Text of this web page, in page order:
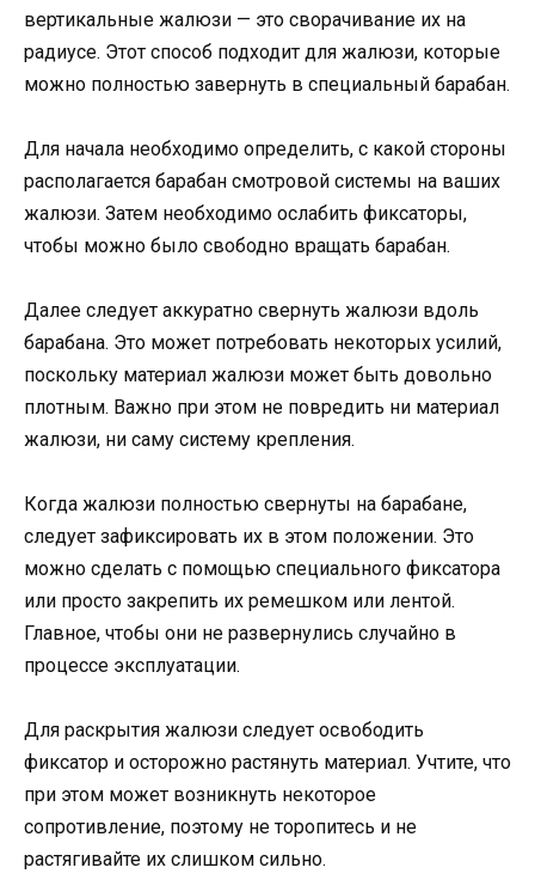
вертикальные жалюзи — это сворачивание их на
радиусе. Этот способ подходит для жалюзи, которые
можно полностью завернуть в специальный барабан.
Для начала необходимо определить, с какой стороны
располагается барабан смотровой системы на ваших
жалюзи. Затем необходимо ослабить фиксаторы,
чтобы можно было свободно вращать барабан.
Далее следует аккуратно свернуть жалюзи вдоль
барабана. Это может потребовать некоторых усилий,
поскольку материал жалюзи может быть довольно
плотным. Важно при этом не повредить ни материал
жалюзи, ни саму систему крепления.
Когда жалюзи полностью свернуты на барабане,
следует зафиксировать их в этом положении. Это
можно сделать с помощью специального фиксатора
или просто закрепить их ремешком или лентой.
Главное, чтобы они не развернулись случайно в
процессе эксплуатации.
Для раскрытия жалюзи следует освободить
фиксатор и осторожно растянуть материал. Учтите, что
при этом может возникнуть некоторое
сопротивление, поэтому не торопитесь и не
растягивайте их слишком сильно.